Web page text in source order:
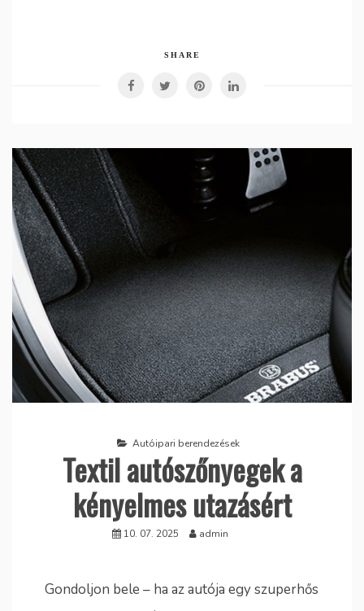
SHARE
Autóipari berendezések
Textil autószőnyegek a
kényelmes utazásért
10. 07. 2025 admin
Gondoljon bele – ha az autója egy szuperhős